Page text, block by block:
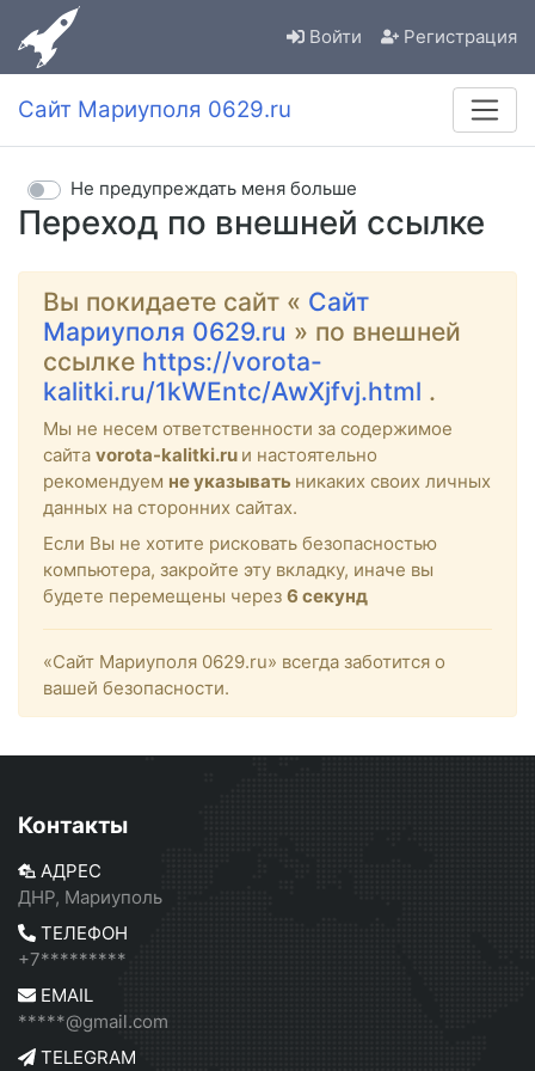
Войти Регистрация
Сайт Мариуполя 0629.ru
Переход по внешней ссылке
Не предупреждать меня больше
Вы покидаете сайт « Сайт
Мариуполя 0629.ru » по внешней
ссылке https://vorota-
kalitki.ru/1kWEntc/AwXjfvj.html .
Мы не несем ответственности за содержимое
сайта vorota-kalitki.ru и настоятельно
рекомендуем не указывать никаких своих личных
данных на сторонних сайтах.
Если Вы не хотите рисковать безопасностью
компьютера, закройте эту вкладку, иначе вы
будете перемещены через 6 секунд
«Сайт Мариуполя 0629.ru» всегда заботится о
вашей безопасности.
Контакты
АДРЕС
ДНР, Мариуполь
ТЕЛЕФОН
+7*********
EMAIL
*****@gmail.com
TELEGRAM